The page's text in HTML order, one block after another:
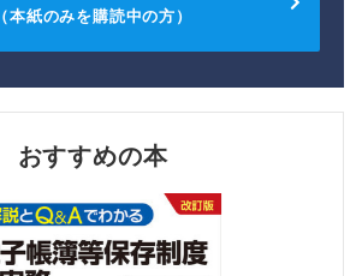
（本紙のみを購読中の方）
おすすめの本